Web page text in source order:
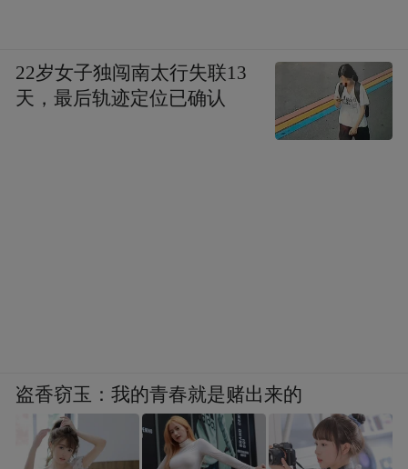
22岁女子独闯南太行失联13
天，最后轨迹定位已确认
盗香窃玉：我的青春就是赌出来的